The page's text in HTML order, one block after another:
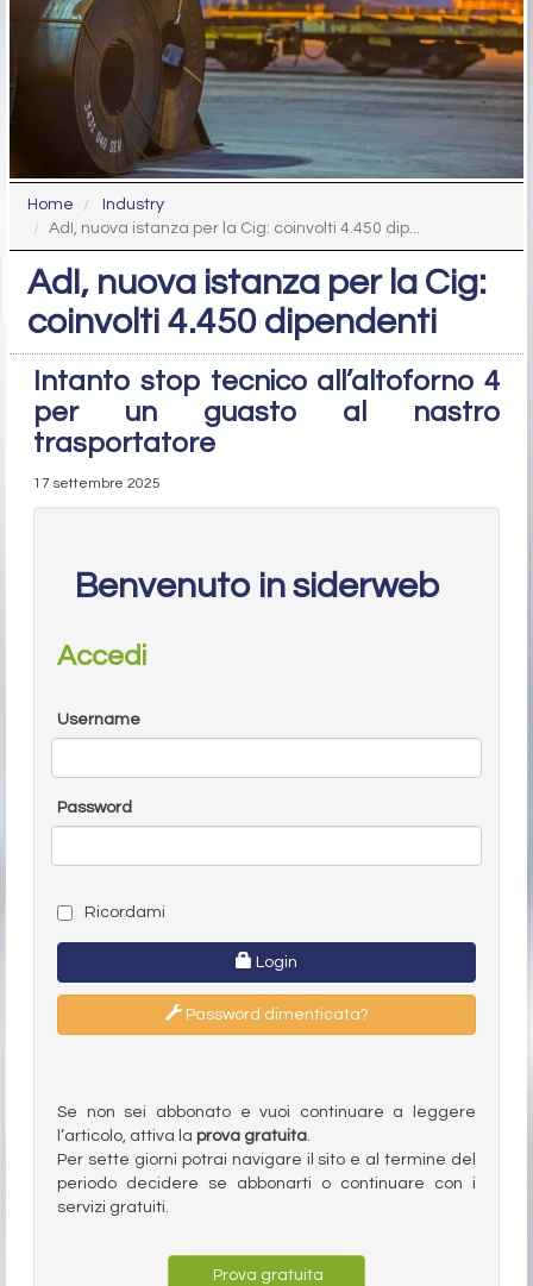
Home
Industry
AdI, nuova istanza per la Cig: coinvolti 4.450 dip...
AdI, nuova istanza per la Cig:
coinvolti 4.450 dipendenti
Intanto stop tecnico all’altoforno 4
per un guasto al nastro
trasportatore
17 settembre 2025
Benvenuto in siderweb
Accedi
Username
Password
Ricordami
Login
Password dimenticata?
Se non sei abbonato e vuoi continuare a leggere
l’articolo, attiva la prova gratuita.
Per sette giorni potrai navigare il sito e al termine del
periodo decidere se abbonarti o continuare con i
servizi gratuiti.
Prova gratuita